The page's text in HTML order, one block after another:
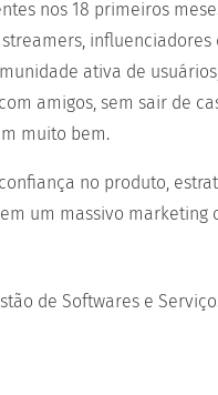
nos 18 primeiros
influenciadores
ativa de
amigos, sem sair de
muito bem.
no produto,
um massivo marketing
de Softwares e